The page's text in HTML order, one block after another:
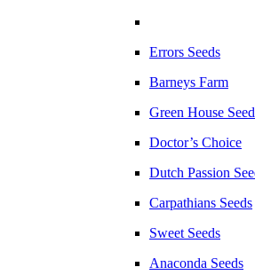
Errors Seeds
Barneys Farm
Green House
Doctor’s Choice
Dutch Passion
Carpathians Seeds
Sweet Seeds
Anaconda Seeds